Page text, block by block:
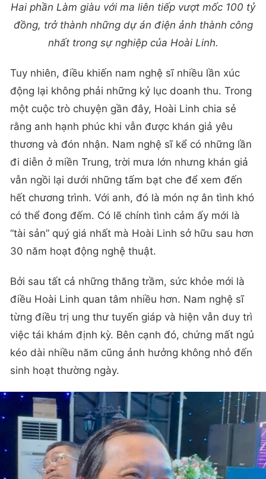
Hai phần Làm giàu với ma liên tiếp vượt mốc 100 tỷ
đồng, trở thành những dự án điện ảnh thành công
nhất trong sự nghiệp của Hoài Linh.
Tuy nhiên, điều khiến nam nghệ sĩ nhiều lần xúc
động lại không phải những kỷ lục doanh thu. Trong
một cuộc trò chuyện gần đây, Hoài Linh chia sẻ
rằng anh hạnh phúc khi vẫn được khán giả yêu
thương và đón nhận. Nam nghệ sĩ kể có những lần
đi diễn ở miền Trung, trời mưa lớn nhưng khán giả
vẫn ngồi lại dưới những tấm bạt che để xem đến
hết chương trình. Với anh, đó là món nợ ân tình khó
có thể đong đếm. Có lẽ chính tình cảm ấy mới là
“tài sản” quý giá nhất mà Hoài Linh sở hữu sau hơn
30 năm hoạt động nghệ thuật.
Bởi sau tất cả những thăng trầm, sức khỏe mới là
điều Hoài Linh quan tâm nhiều hơn. Nam nghệ sĩ
từng điều trị ung thư tuyến giáp và hiện vẫn duy trì
việc tái khám định kỳ. Bên cạnh đó, chứng mất ngủ
kéo dài nhiều năm cũng ảnh hưởng không nhỏ đến
sinh hoạt thường ngày.